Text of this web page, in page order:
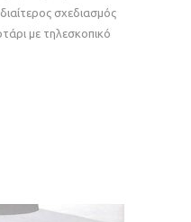
σχεδιασμός
με τηλεσκοπικό